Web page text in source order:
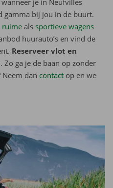
je in Neufvilles
gamma bij jou in de buurt.
ruime als sportieve wagens
huurauto’s en vind de
Reserveer vlot en
. Zo ga je de baan op zonder
dan contact op en we